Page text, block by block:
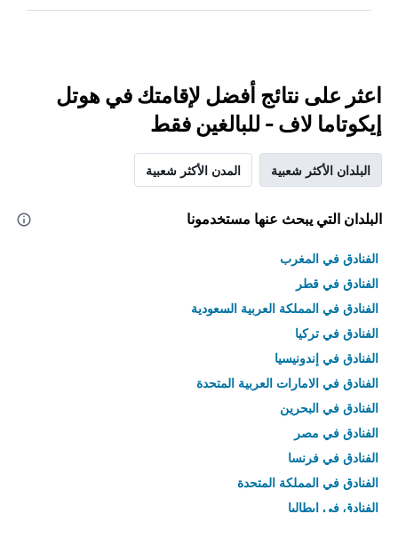
اعثر على نتائج أفضل لإقامتك في هوتل
إيكوتاما لاف - للبالغين فقط
البلدان الأكثر شعبية المدن الأكثر شعبية
البلدان التي يبحث عنها مستخدمونا
الفنادق في المغرب
الفنادق في قطر
الفنادق في المملكة العربية السعودية
الفنادق في تركيا
الفنادق في إندونيسيا
الفنادق في الامارات العربية المتحدة
الفنادق في البحرين
الفنادق في مصر
الفنادق في فرنسا
الفنادق في المملكة المتحدة
الفنادق في إيطاليا